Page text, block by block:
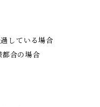
している場合
合の場合